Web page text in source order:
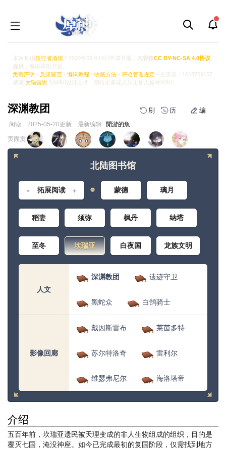
本WIKI由旅行者酒馆于2020年03月14日申请开通， 内容按CC BY-NC-SA 4.0协议
提供 ，编辑权限开放。
免责声明 • 反馈留言 • 编辑教程 • 收藏方法 • 评论管理规定 • 交流群：1018709157
感谢 大猫雷恩 对WIKI设计支持，期待更多能人异士加入原神WIKI。
深渊教团 刷 历 编
阅读 2025-05-20更新 最新编辑: 閒游的魚
跳
跳
页面贡献者 :
北陆图书馆
拓展阅读 蒙德 璃月
稻妻 须弥 枫丹 纳塔
至冬 坎瑞亚 白夜国 龙族文明
人文
深渊教团 遗迹守卫
黑蛇众 白鹄骑士
影像回廊
戴因斯雷布 莱茵多特
苏尔特洛奇 雷利尔
维瑟弗尼尔 海洛塔帝
介绍
五百年前，坎瑞亚遗民被天理变成的非人生物组成的组织，目的是
覆灭七国，淹没神座。如今已完成最初的复国阶段，仅需找到地方